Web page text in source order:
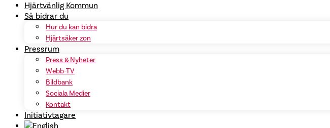
Hjärtvänlig Kommun
Så bidrar du
Hur du kan bidra
Hjärtsäker zon
Pressrum
Press & Nyheter
Webb-TV
Bildbank
Sociala Medier
Kontakt
Initiativtagare